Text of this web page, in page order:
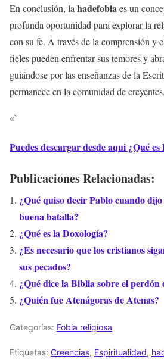
En conclusión, la hadefobia es un
profunda oportunidad para explorar la
con su fe. A través de la comprensión y
fieles pueden enfrentar sus temores y
guiándose por las enseñanzas de la
permanece en la comunidad de creyentes.
«`
Puedes descargar desde aqui ¿Qué
Publicaciones Relacionadas:
¿Qué quiso decir Pablo cuando
buena batalla?
¿Qué es la Doxología?
¿Es necesario que los cristianos
sus pecados?
¿Qué dice la Biblia sobre el perdón
¿Quién fue Atenágoras de Atenas?
Categorías: Fobia religiosa
Etiquetas: Creencias, Espiritualidad,